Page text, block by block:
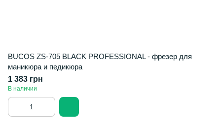
BUCOS ZS-705 BLACK PROFESSIONAL - фрезер для
маникюра и педикюра
1 383 грн
В наличии